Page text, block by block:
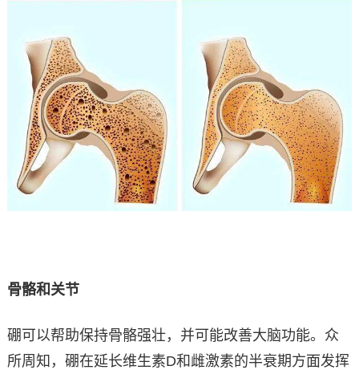
骨骼和关节
硼可以帮助保持骨骼强壮，并可能改善大脑功能。众
所周知，硼在延长维生素D和雌激素的半衰期方面发挥